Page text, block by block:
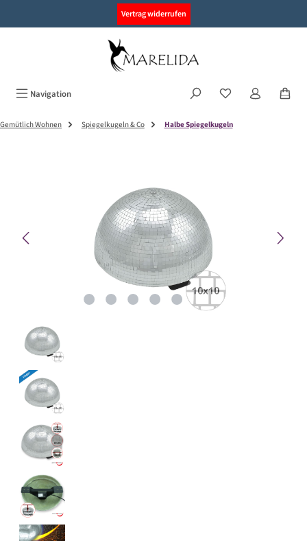
Vertrag widerrufen
Navigation
Gemütlich Wohnen Spiegelkugeln & Co Halbe Spiegelkugeln